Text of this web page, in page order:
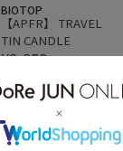
BIOTOP
【APFR】 TRAVEL
TIN CANDLE
¥3,850